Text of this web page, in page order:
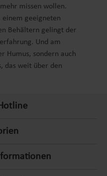
missen wollen.
geeigneten
Behältern gelingt der
Und am
Humus, sondern auch
das weit über den